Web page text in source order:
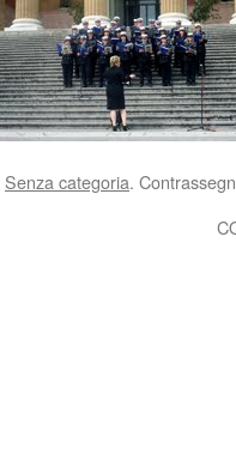
Senza categoria.